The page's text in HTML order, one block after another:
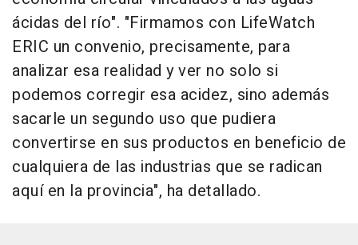
ácidas del río". "Firmamos con LifeWatch
ERIC un convenio, precisamente, para
analizar esa realidad y ver no solo si
podemos corregir esa acidez, sino además
sacarle un segundo uso que pudiera
convertirse en sus productos en beneficio de
cualquiera de las industrias que se radican
aquí en la provincia", ha detallado.